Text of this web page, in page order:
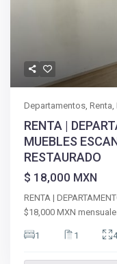
Departamentos,Renta,
RENTA |
MUEBLES
RESTAURADO
$ 18,000 MXN
RENTA |
$18,000 MXN
1 1